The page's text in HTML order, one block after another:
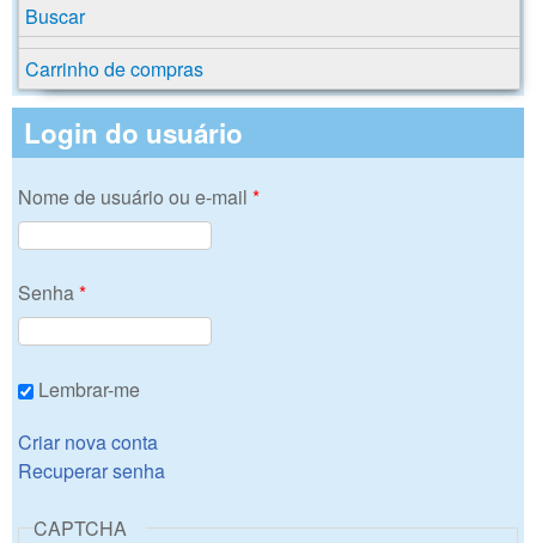
Buscar
Carrinho de compras
Login do usuário
Nome de usuário ou e-mail *
Senha*
Lembrar-me
Criar nova conta
Recuperar senha
CAPTCHA